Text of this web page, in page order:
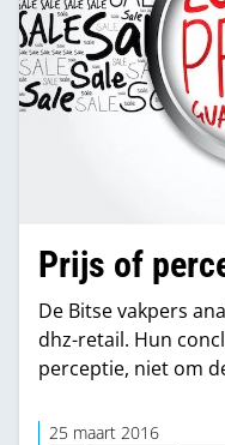
Prijs of
De Bitse vakpers
dhz-retail. Hun
perceptie, niet om
25 maart 2016